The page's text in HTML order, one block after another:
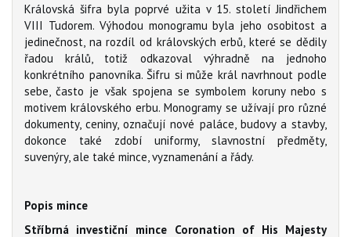
Královská šifra byla poprvé užita v 15. století Jindřichem
VIII Tudorem. Výhodou monogramu byla jeho osobitost a
jedinečnost, na rozdíl od královských erbů, které se dědily
řadou králů, totiž odkazoval výhradně na jednoho
konkrétního panovníka. Šifru si může král navrhnout podle
sebe, často je však spojena se symbolem koruny nebo s
motivem královského erbu. Monogramy se užívají pro různé
dokumenty, ceniny, označují nové paláce, budovy a stavby,
dokonce také zdobí uniformy, slavnostní předměty,
suvenýry, ale také mince, vyznamenání a řády.
Popis mince
Stříbrná investiční mince Coronation of His Majesty